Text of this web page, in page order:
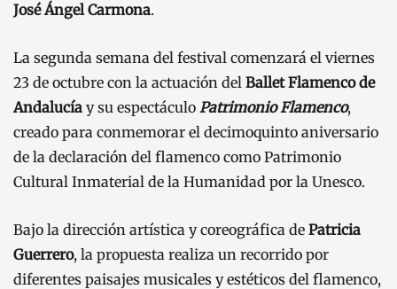
José Ángel Carmona.
La segunda semana del festival comenzará el viernes
23 de octubre con la actuación del Ballet Flamenco de
Andalucía y su espectáculo Patrimonio Flamenco,
creado para conmemorar el decimoquinto aniversario
de la declaración del flamenco como Patrimonio
Cultural Inmaterial de la Humanidad por la Unesco.
Bajo la dirección artística y coreográfica de Patricia
Guerrero, la propuesta realiza un recorrido por
diferentes paisajes musicales y estéticos del flamenco,